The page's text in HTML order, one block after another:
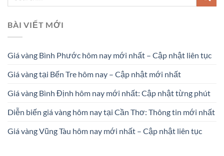
BÀI VIẾT MỚI
Giá vàng Bình Phước hôm nay mới nhất – Cập nhật liên tục
Giá vàng tại Bến Tre hôm nay – Cập nhật mới nhất
Giá vàng Bình Định hôm nay mới nhất: Cập nhật từng phút
Diễn biến giá vàng hôm nay tại Cần Thơ: Thông tin mới nhất
Giá vàng Vũng Tàu hôm nay mới nhất – Cập nhật liên tục